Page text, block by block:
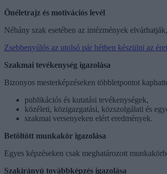
Önéletrajz és motivációs levél
Néhány szak esetében az intézmények
Zsebbenyúlós az utolsó pár hétben készülni az
Szakmai tevékenység igazolása
Bizonyos mesterképzéseken többletpontot
publikációs és kutatási tevékenységek,
közéleti, közigazgatási, közszolgálati és
szakmai versenyeken elért eredmények.
Betöltött munkakör igazolása
Egyes képzéseken csak meghatározott
Szakirányú továbbképzés igazolása